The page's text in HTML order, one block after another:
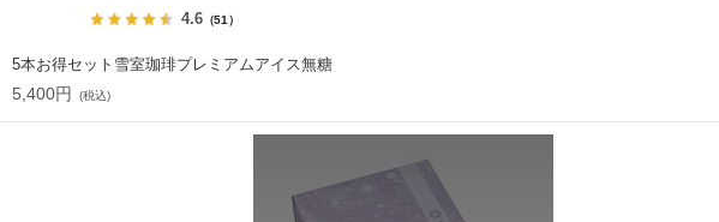
4.6（51）
5本お得セット雪室珈琲プレミアムアイス無糖
5,400円 (税込)